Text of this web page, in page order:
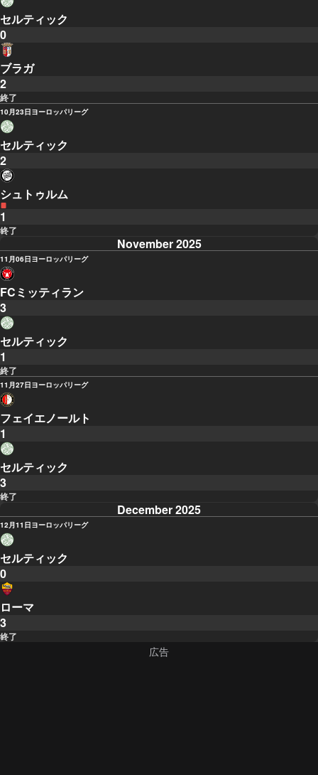
セルティック
0
ブラガ
2
終了
10月23日ヨーロッパリーグ
セルティック
2
シュトゥルム
1
終了
November 2025
11月06日ヨーロッパリーグ
FCミッティラン
3
セルティック
1
終了
11月27日ヨーロッパリーグ
フェイエノールト
1
セルティック
3
終了
December 2025
12月11日ヨーロッパリーグ
セルティック
0
ローマ
3
終了